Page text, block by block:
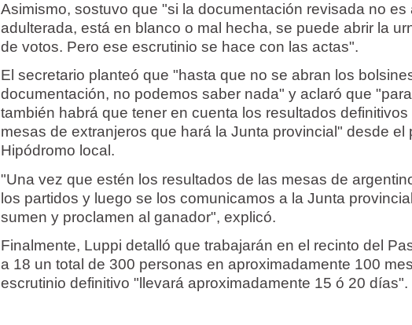
Asimismo, sostuvo que "si la documentación revisada no es
adulterada, está en blanco o mal hecha, se puede abrir la
de votos. Pero ese escrutinio se hace con las actas".
El secretario planteó que "hasta que no se abran los
documentación, no podemos saber nada" y aclaró que
también habrá que tener en cuenta los resultados
mesas de extranjeros que hará la Junta provincial" desde el
Hipódromo local.
"Una vez que estén los resultados de las mesas de
los partidos y luego se los comunicamos a la Junta
sumen y proclamen al ganador", explicó.
Finalmente, Luppi detalló que trabajarán en el recinto del
a 18 un total de 300 personas en aproximadamente 100
escrutinio definitivo "llevará aproximadamente 15 ó 20 días".